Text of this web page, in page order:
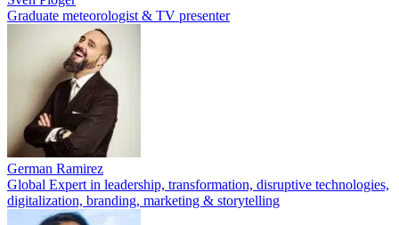
Graduate meteorologist & TV presenter
German Ramirez
Global Expert in leadership, transformation, disruptive technologies,
digitalization, branding, marketing & storytelling